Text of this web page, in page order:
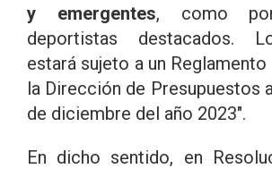
y emergentes, como
deportistas destacados.
estará sujeto a un
la Dirección de Presupuestos
de diciembre del año 2023".
En dicho sentido, en